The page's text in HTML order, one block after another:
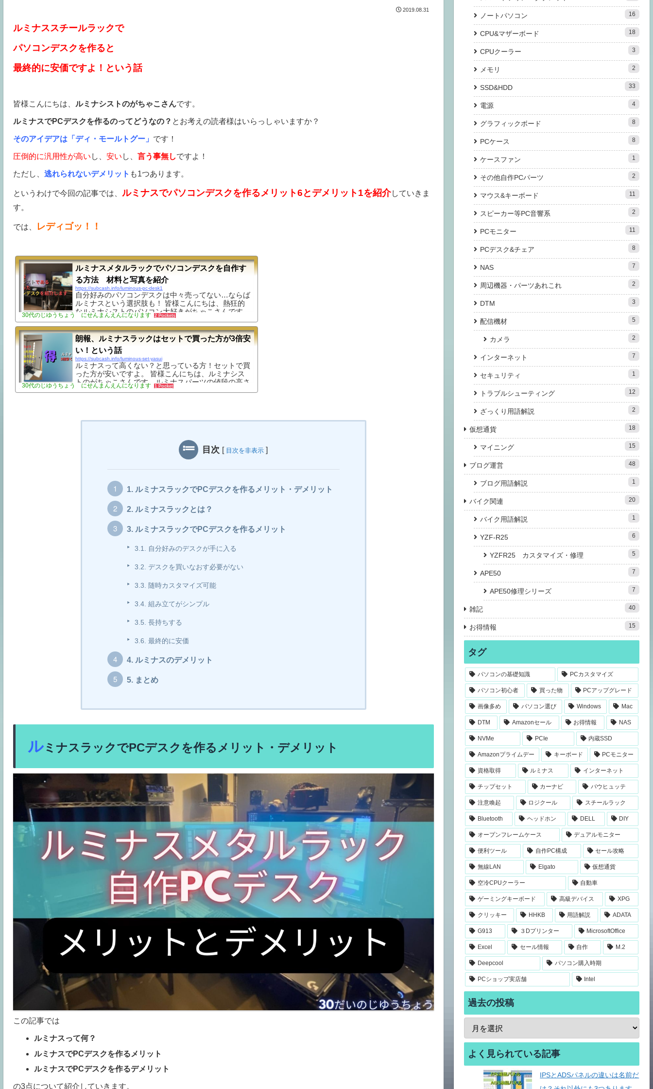
2019.08.31
ルミナススチールラックで
パソコンデスクを作ると
最終的に安価ですよ！という話
皆様こんにちは、 ルミナシストのがちゃこさんです。
ルミナスでPCデスクを作るのってどうなの？ とお考えの読者様はいらっしゃいますか？
そのアイデアは「ディ・モールトグー」 です！
圧倒的に汎用性が高い し、 安い し、 言う事無しですよ！
ただし、 逃れられないデメリット も1つあります。
というわけで今回の記事では、 ルミナスでパソコンデスクを作るメリット6とデメリット1を紹介していきま
す。
では、 レディゴッ！！
ルミナスメタルラックでパソコンデスクを自作す
る方法 材料と写真を紹介
https://subcash.info/luminous-pc-desk1
自分好みのパソコンデスクは中々売ってない…ならば
ルミナスという選択肢も！ 皆様こんにちは、熱狂的
なルミナシストのパソコン大好きがちゃこさんです。
自分好みのパソコンデスクが中々見つからずに困って
いる読者様はいらっしゃいますか？そんな方には、ル
ミナスラック（メタルラック）で自作するのもいいか
もですよ。理由は、 自分の欲しい機能を満載出来る
随時カスタマイズ可能だからです。特にDTMをする
方は、後から機材が増えてデスク買い替えなんてこと
になり得ますが、ルミナスラックは良いですよ。使い
まわせる上に後か...
30代のじゆうちょう にせんまんえんになります 2 Pockets
朗報、ルミナスラックはセットで買った方が3倍安
い！という話
https://subcash.info/luminous-set-yasui
ルミナスって高くない？と思っている方！セットで買
った方が安いですよ。 皆様こんにちは、ルミナシス
トのがちゃこさんです。ルミナスパーツの値段の高さ
に驚愕している読者様はいらっしゃいますか？いくら
介していきます。セットだと3分の1以下の価格で買え
くら安いかという所を理解していただけると思いま
30代のじゆうちょう にせんまんえんになります 1 Pocket
目次 [ 目次を非表示 ]
1.ルミナスラックでPCデスクを作るメリット・デメリット
2.ルミナスラックとは？
3.ルミナスラックでPCデスクを作るメリット
3.1. 自分好みのデスクが手に入る
3.2. デスクを買いなおす必要がない
3.3. 随時カスタマイズ可能
3.4. 組み立てがシンプル
3.5. 長持ちする
3.6. 最終的に安価
4.ルミナスのデメリット
5.まとめ
ルミナスラックでPCデスクを作るメリット・デメリット
この記事では
ルミナスって何？
ルミナスでPCデスクを作るメリット
ルミナスでPCデスクを作るデメリット
の3点について紹介していきます。
ノートパソコン 16
CPU&マザーボード 18
CPUクーラー 3
メモリ 2
SSD&HDD 33
電源 4
グラフィックボード 8
PCケース 8
ケースファン 1
その他自作PCパーツ 2
マウス&キーボード 11
スピーカー等PC音響系 2
PCモニター 11
PCデスク&チェア 8
NAS 7
周辺機器・パーツあれこれ 2
DTM 3
配信機材 5
カメラ 2
インターネット 7
セキュリティ 1
トラブルシューティング 12
ざっくり用語解説 2
仮想通貨 18
マイニング 15
ブログ運営 48
ブログ用語解説 1
バイク関連 20
バイク用語解説 1
YZF-R25 6
YZFR25 カスタマイズ・修理 5
APE50 7
APE50修理シリーズ 7
雑記 40
お得情報 15
タグ
パソコンの基礎知識 PCカスタマイズ
パソコン初心者 買った物 PCアップグレード
画像多め パソコン選び Windows Mac
DTM Amazonセール お得情報 NAS
NVMe PCIe 内蔵SSD
Amazonプライムデー キーボード PCモニター
資格取得 ルミナス インターネット
チップセット カーナビ バウヒュッテ
注意喚起 ロジクール スチールラック
Bluetooth ヘッドホン DELL DIY
オープンフレームケース デュアルモニター
便利ツール 自作PC構成 セール攻略
無線LAN Elgato 仮想通貨
空冷CPUクーラー 自動車
ゲーミングキーボード 高級デバイス XPG
クリッキー HHKB 用語解説 ADATA
G913 ３Dプリンター MicrosoftOffice
Excel セール情報 自作 M.2
Deepcool パソコン購入時期
PCショップ実店舗 Intel
過去の投稿
よく見られている記事
IPSとADSパネルの違いは名前だ